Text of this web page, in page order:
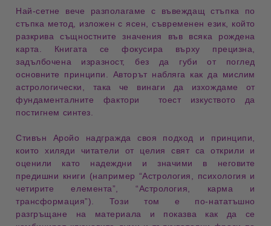
Най-сетне вече разполагаме с въвеждащ стъпка по
стъпка метод , изложен с ясен, съвремененезик , който
разкрива същностните значения във всяка рождена
карта. Книгата се фокусира върху прецизна,
задълбочена изразност, без да губи от поглед
основните принципи. Авторът набляга как да мислим
астрологически
, така че винаги да изхождаме от
фундаменталните фактори ­ тоест изкуството да
постигнем синтез
Стивън Аройо надгражда своя подход и принципи
които хиляди читатели от целия свят са открили и
оценили като надеждни и значими в неговите
предишни книги (например “Астрология, психология и
четирите елемента”, “Астрология, карма и
трансформация”). Този том е по-нататъшно
разгръщане на материала
и показва как да се